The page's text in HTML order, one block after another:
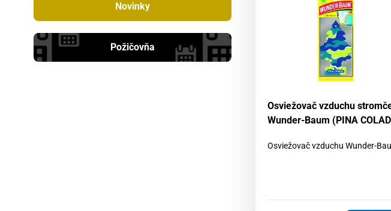
Novinky
Požičovňa
Osviežovač vzduchu
Wunder-Baum (PINA
Osviežovač vzduchu Wunder-